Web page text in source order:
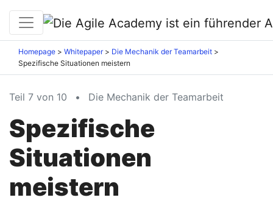
Homepage Whitepaper
Die Mechanik der Teamarbeit
Spezifische Situationen meistern
Teil 7 von 10 • Die Mechanik der Teamarbeit
Spezifische
Situationen
meistern